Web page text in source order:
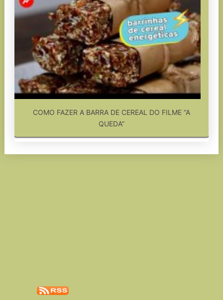
COMO FAZER A BARRA DE CEREAL DO FILME “A
QUEDA”